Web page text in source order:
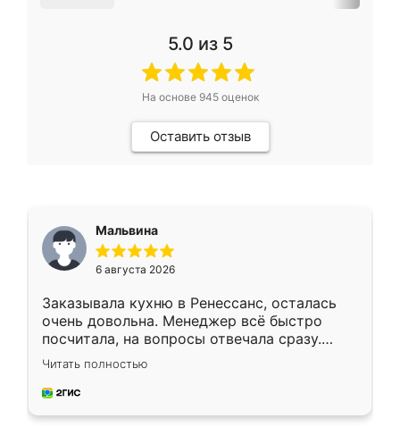
5.0 из 5
На основе 945оценок
Оставить отзыв
Мальвина
6 августа 2026
Заказывала кухню в Ренессанс, осталась
очень довольна. Менеджер всё быстро
посчитала, на вопросы отвечала сразу.
Замерщик приехал в субботу, подошёл к
делу со всей ответственностью. Собрали
за день, ребята работали аккуратно, даже
Читать полностью